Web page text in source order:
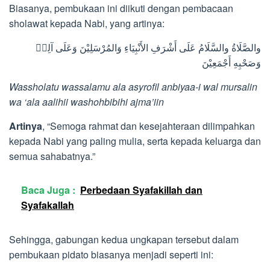
Biasanya, pembukaan ini diikuti dengan pembacaan
sholawat kepada Nabi, yang artinya:
والصَّلَاةُ والسَّلَامُ عَلَى أَشْرَفِ الأَنْبِيَاءِ وَالمُرْسَلِيْنَ وَعَلَى آلِهٖ
وَصَحْبِهِ أَجْمَعِيْنَ
Wassholatu wassalamu ala asyrofil anbiyaa-i wal mursalin
wa ‘ala aalihii washohbibihi ajma’iin
Artinya, “Semoga rahmat dan kesejahteraan dilimpahkan
kepada Nabi yang paling mulia, serta kepada keluarga dan
semua sahabatnya.”
Baca Juga : Perbedaan Syafakillah dan
Syafakallah
Sehingga, gabungan kedua ungkapan tersebut dalam
pembukaan pidato biasanya menjadi seperti ini: